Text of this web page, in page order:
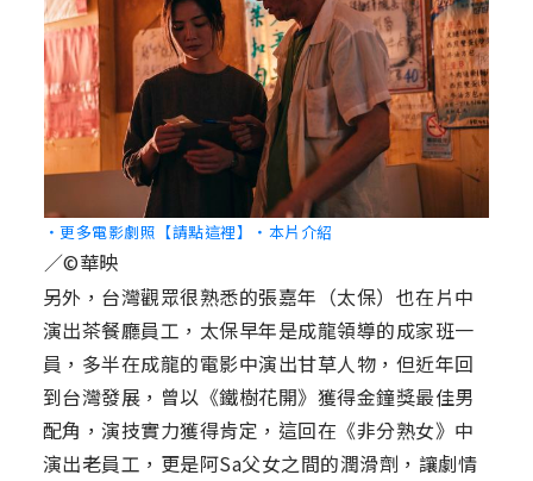
‧更多電影劇照【請點這裡】 ‧本片介紹
／©華映
另外，台灣觀眾很熟悉的張嘉年（太保）也在片中
演出茶餐廳員工，太保早年是成龍領導的成家班一
員，多半在成龍的電影中演出甘草人物，但近年回
到台灣發展，曾以《鐵樹花開》獲得金鐘獎最佳男
配角，演技實力獲得肯定，這回在《非分熟女》中
演出老員工，更是阿Sa父女之間的潤滑劑，讓劇情